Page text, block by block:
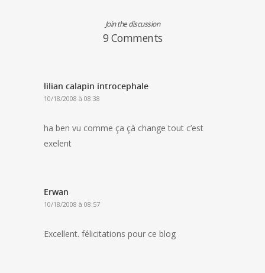
Join the discussion
9 Comments
lilian calapin introcephale
10/18/2008 à 08:38
ha ben vu comme ça çà change tout c’est
exelent
Erwan
10/18/2008 à 08:57
Excellent. félicitations pour ce blog